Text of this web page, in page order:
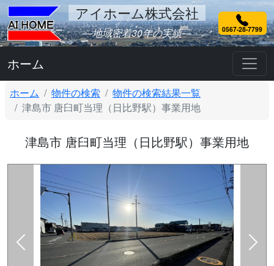
アイホーム株式会社
―地域密着30年の実績― 0567-28-7799
ホーム
ホーム 物件の検索
物件の検索結果一覧
津島市 唐臼町当理（日比野駅）事業用地
津島市 唐臼町当理（日比野駅）事業用地